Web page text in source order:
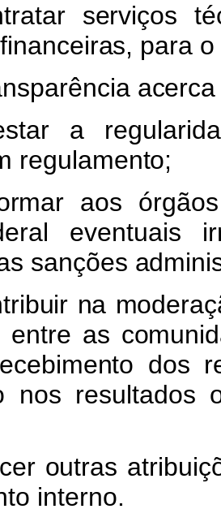
serviços
para
a
regulamento;
aos
eventuais
sanções
na
entre as
dos
nos
outras
interno.